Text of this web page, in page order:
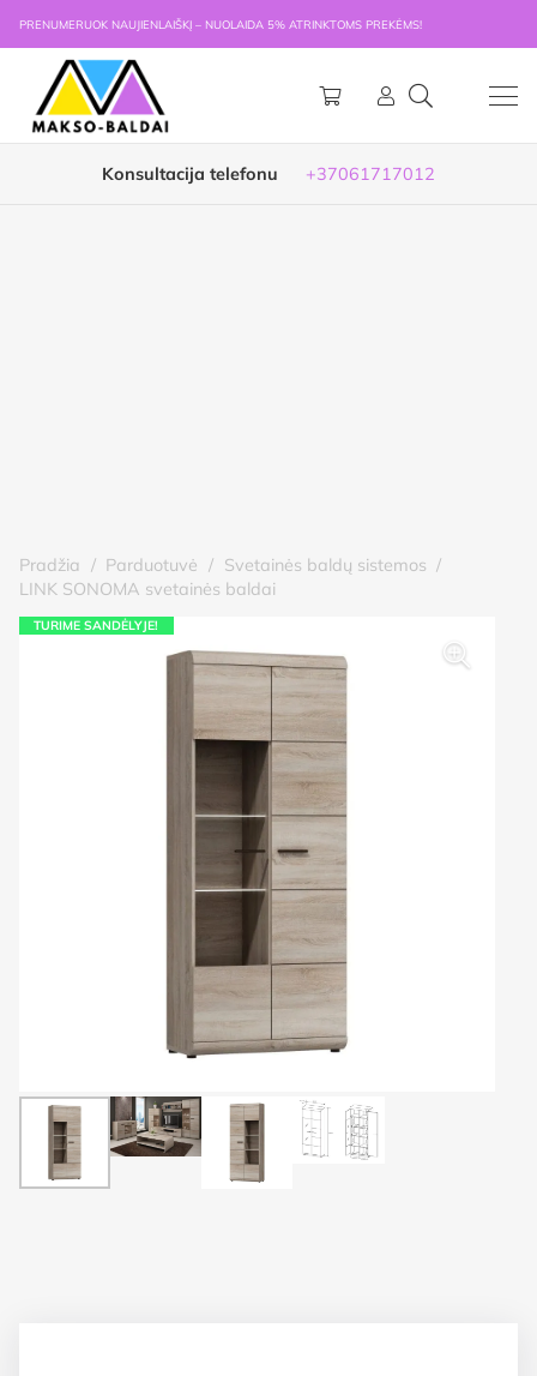
PRENUMERUOK NAUJIENLAIŠKĮ – NUOLAIDA 5% ATRINKTOMS PREKĖMS!
Konsultacija telefonu +37061717012
Pradžia / Parduotuvė / Svetainės baldų sistemos /
LINK SONOMA svetainės baldai
TURIME SANDĖLYJE!